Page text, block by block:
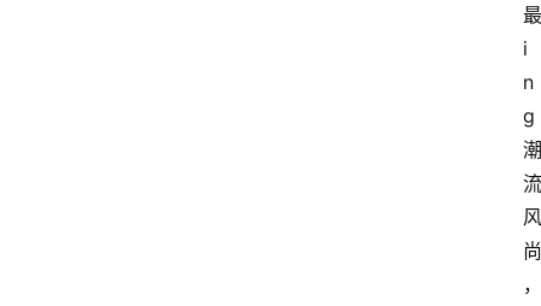
最
i
n
g
潮
流
风
尚
，